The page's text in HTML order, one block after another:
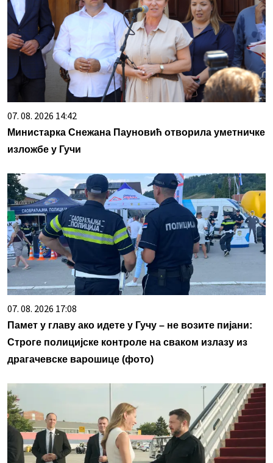
07. 08. 2026 14:42
Министарка Снежана Пауновић отворила уметничке
изложбе у Гучи
07. 08. 2026 17:08
Памет у главу ако идете у Гучу – не возите пијани:
Строге полицијске контроле на сваком излазу из
драгачевске варошице (фото)